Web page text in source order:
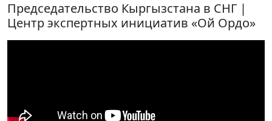
Председательство Кыргызстана в СНГ |
Центр экспертных инициатив «Ой Ордо»